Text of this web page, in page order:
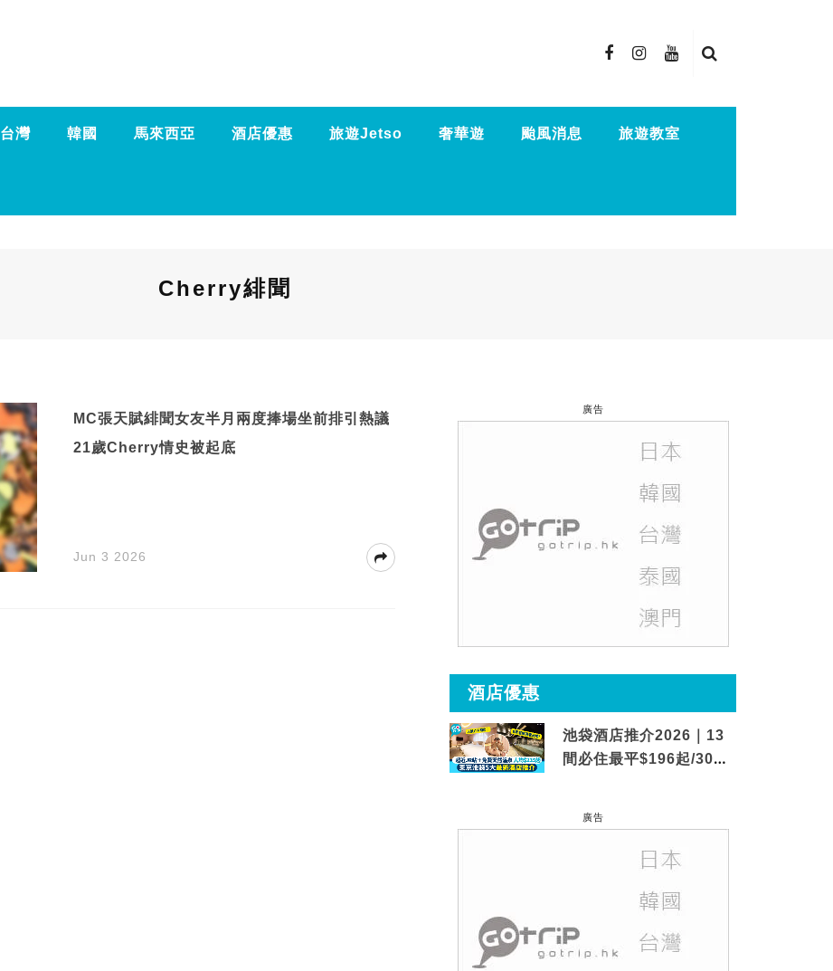
台灣 韓國 馬來西亞 酒店優惠 旅遊Jetso 奢華遊 颱風消息 旅遊教室
Cherry緋聞
MC張天賦緋聞女友半月兩度捧場坐前排引熱議
21歲Cherry情史被起底
Jun 3 2026
廣告
酒店優惠
池袋酒店推介2026｜13
間必住最平$196起/30秒
廣告